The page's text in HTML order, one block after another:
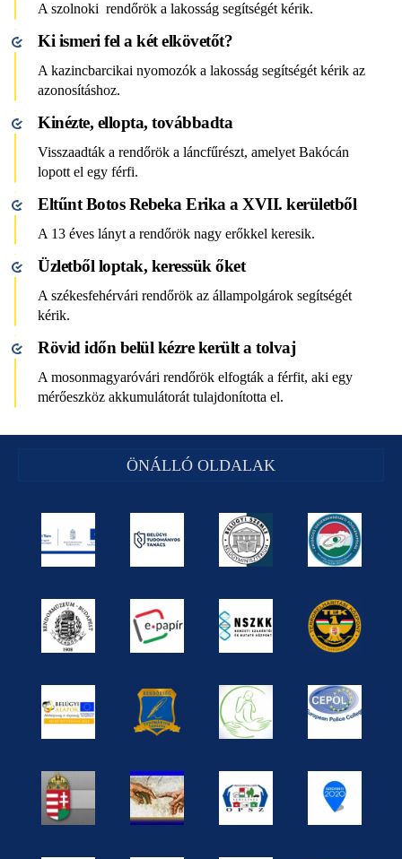
A szolnoki rendőrök a lakosság segítségét kérik.
Ki ismeri fel a két elkövetőt?
A kazincbarcikai nyomozók a lakosság segítségét kérik az
azonosításhoz.
Kinézte, ellopta, továbbadta
Visszaadták a rendőrök a láncfűrészt, amelyet Bakócán
lopott el egy férfi.
Eltűnt Botos Rebeka Erika a XVII. kerületből
A 13 éves lányt a rendőrök nagy erőkkel keresik.
Üzletből loptak, keressük őket
A székesfehérvári rendőrök az állampolgárok segítségét
kérik.
Rövid időn belül kézre került a tolvaj
A mosonmagyaróvári rendőrök elfogták a férfit, aki egy
mérőeszköz akkumulátorát tulajdonította el.
ÖNÁLLÓ OLDALAK